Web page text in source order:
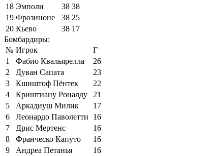
18 Эмполи 38 38
19 Фрозиноне 38 25
20 Кьево 38 17
Бомбардиры:
№ Игрок
Г
1
Фабио Квальярелла
26
2
Дуван Сапата
23
3
Кшиштоф Пёнтек
22
4
Криштиану Роналду
21
5
Аркадиуш Милик
17
6
Леонардо Паволетти
16
7
Дрис Мертенс
16
8
Франческо Капуто
16
9
Андреа Петанья
16